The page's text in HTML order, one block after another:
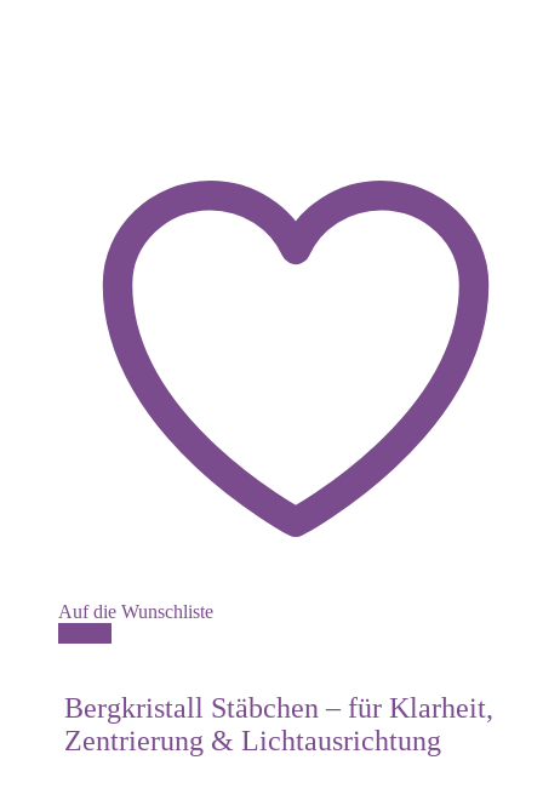
Auf die Wunschliste
Bergkristall Stäbchen – für Klarheit,
Zentrierung & Lichtausrichtung